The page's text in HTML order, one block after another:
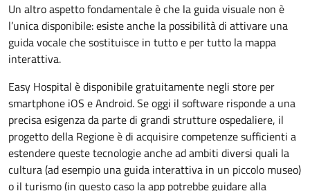
Un altro aspetto fondamentale è che la guida visuale non è
l’unica disponibile: esiste anche la possibilità di attivare una
guida vocale che sostituisce in tutto e per tutto la mappa
interattiva.
Easy Hospital è disponibile gratuitamente negli store per
smartphone iOS e Android. Se oggi il software risponde a una
precisa esigenza da parte di grandi strutture ospedaliere, il
progetto della Regione è di acquisire competenze sufficienti a
estendere queste tecnologie anche ad ambiti diversi quali la
cultura (ad esempio una guida interattiva in un piccolo museo)
o il turismo (in questo caso la app potrebbe guidare alla